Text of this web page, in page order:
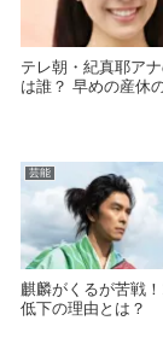
テレ朝・紀真耶ア
は誰？ 早めの産休
芸能
麒麟がくるが苦戦
低下の理由とは？